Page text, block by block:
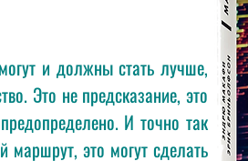
и должны стать лучше,
Это не предсказание, это
И точно так
это могут сделать